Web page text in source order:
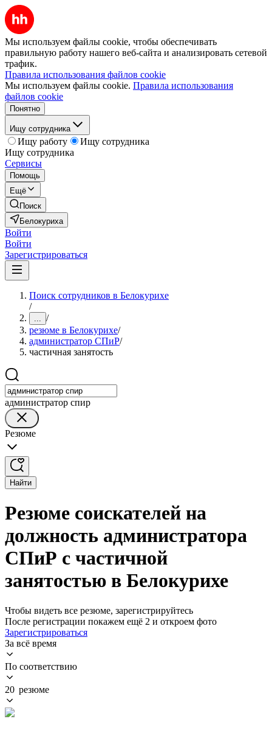
Мы используем файлы cookie, чтобы обеспечивать
правильную работу нашего веб-сайта и анализировать сетевой
трафик.
Правила использования файлов cookie
Мы используем файлы cookie. Правила использования
файлов cookie
Понятно
Ищу сотрудника
Ищу работу
Ищу сотрудника
Ищу сотрудника
Сервисы
Помощь
Ещё
Поиск
Белокуриха
Войти
Войти
Зарегистрироваться
Поиск сотрудников в Белокурихе
/
... /
резюме в Белокурихе/
администратор СПиР/
частичная занятость
администратор спир
Резюме
Найти
Резюме соискателей на
должность администратора
СПиР с частичной
занятостью в Белокурихе
Чтобы видеть все резюме, зарегистрируйтесь
После регистрации покажем ещё 2 и откроем фото
Зарегистрироваться
За всё время
По соответствию
20 резюме